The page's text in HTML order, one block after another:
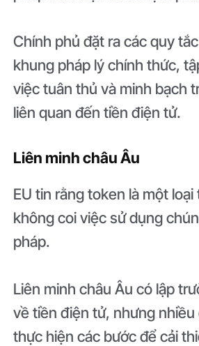
Chính phủ đặt ra các quy
khung pháp lý chính thức,
việc tuân thủ và minh bạch
liên quan đến tiền điện tử.
Liên minh châu Âu
EU tin rằng token là một loại
không coi việc sử dụng
pháp.
Liên minh châu Âu có lập
về tiền điện tử, nhưng nhiều
thực hiện các bước để cải